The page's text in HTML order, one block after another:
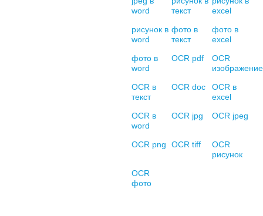
word
текст
excel
рисунок в
word
фото в
текст
фото в
excel
фото в
word
OCR pdf
OCR
изображение
OCR в
текст
OCR doc
OCR в
excel
OCR в
word
OCR jpg OCR jpeg
OCR png OCR tiff
OCR
рисунок
OCR
фото